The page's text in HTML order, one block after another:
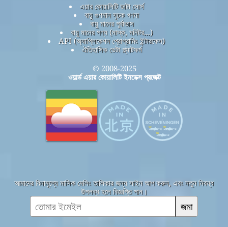
এয়ার কোয়ালিটি ডাটা সোর্স
বায়ু গুণমান সূচক গণনা
বায়ু মানের পূর্বাভাস
বায়ু মানের পণ্য (মাস্ক, মনিটর...)
API (অ্যাপ্লিকেশন প্রোগ্রামিং ইন্টারফেস)
ঐতিহাসিক ডেটা প্ল্যাটফর্ম
© 2008-2025
ওয়ার্ল্ড এয়ার কোয়ালিটি ইনডেক্স প্রজেক্ট
আমাদের বিনামূল্যে মাসিক মেলিং তালিকার জন্য সাইন আপ করুন, এবং নতুন নিবন্ধ
উপলব্ধ হলে বিজ্ঞপ্তি পান।
জমা